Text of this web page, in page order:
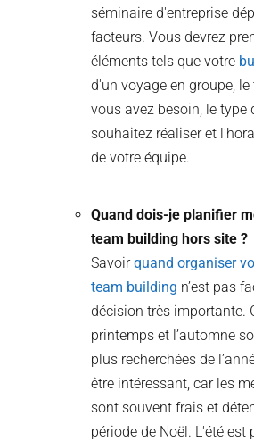
séminaire d'entreprise
facteurs. Vous devrez
éléments tels que votre
d'un voyage en groupe,
vous avez besoin, le
souhaitez réaliser et
de votre équipe.
Quand dois-je planifier
team building hors site ?
Savoirquand organiser
team building n’est pas
décision très importante.
printemps et l’automne
plus recherchées de
être intéressant, car les
sont souvent frais et
période de Noël. L'été